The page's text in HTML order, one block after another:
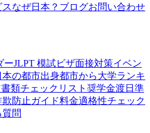
なぜ日本？ ブログお問い合わせ
ーJLPT 模試ビザ面接対策イベン
本の都市出身都市から大学ランキ
書類チェックリスト 奨学金渡日準
欺防止ガイド料金適格性チェック
質問